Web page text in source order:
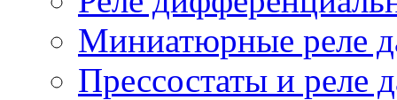
Миниатюрные реле
Прессостаты и реле